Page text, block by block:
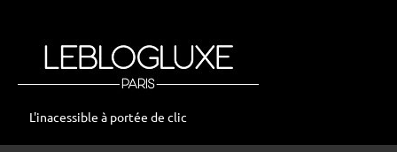
leblogluxe
L'inacessible à portée de clic